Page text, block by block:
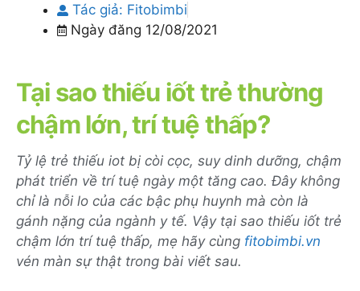
Tác giả: Fitobimbi
Ngày đăng 12/08/2021
Tại sao thiếu iốt trẻ thường
chậm lớn, trí tuệ thấp?
Tỷ lệ trẻ thiếu iot bị còi cọc, suy dinh dưỡng, chậm
phát triển về trí tuệ ngày một tăng cao. Đây không
chỉ là nỗi lo của các bậc phụ huynh mà còn là
gánh nặng của ngành y tế. Vậy tại sao thiếu iốt trẻ
chậm lớn trí tuệ thấp, mẹ hãy cùng fitobimbi.vn
vén màn sự thật trong bài viết sau.